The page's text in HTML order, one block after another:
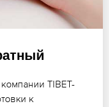
TIBET-
к